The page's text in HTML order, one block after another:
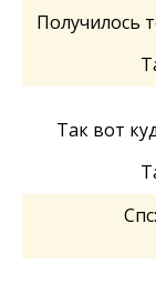
Получилось
Так вот